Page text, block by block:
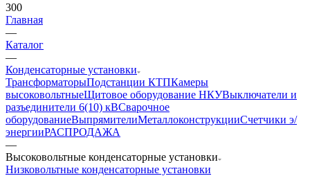
300
Главная
—
Каталог
—
Конденсаторные установки
ТрансформаторыПодстанции КТПКамеры
высоковольтныеЩитовое оборудование НКУВыключатели и
разъединители 6(10) кВСварочное
оборудованиеВыпрямителиМеталлоконструкцииСчетчики э/
энергииРАСПРОДАЖА
—
Высоковольтные конденсаторные установки
Низковольтные конденсаторные установки